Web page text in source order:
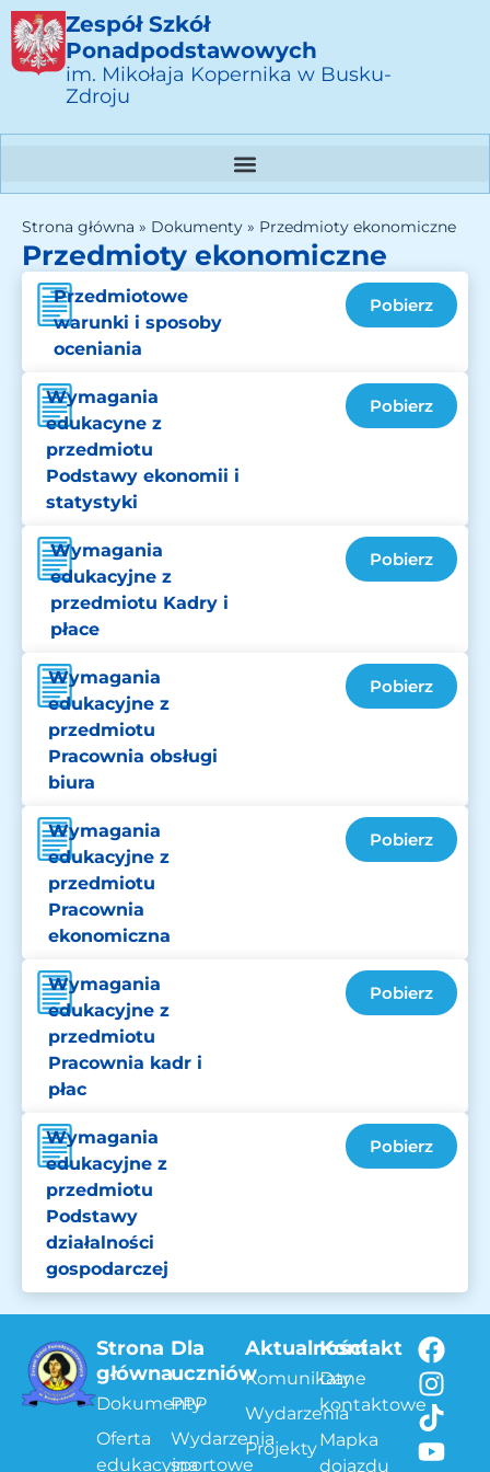
Zespół Szkół
Ponadpodstawowych
im. Mikołaja Kopernika w Busku-
Zdroju
Strona główna » Dokumenty » Przedmioty ekonomiczne
Przedmioty ekonomiczne
Przedmiotowe
warunki i sposoby
oceniania
Pobierz
Wymagania
edukacyne z
przedmiotu
Podstawy ekonomii i
statystyki
Pobierz
Wymagania
edukacyjne z
przedmiotu Kadry i
płace
Pobierz
Wymagania
edukacyjne z
przedmiotu
Pracownia obsługi
biura
Pobierz
Wymagania
edukacyjne z
przedmiotu
Pracownia
ekonomiczna
Pobierz
Wymagania
edukacyjne z
przedmiotu
Pracownia kadr i
płac
Pobierz
Wymagania
edukacyjne z
przedmiotu
Podstawy
działalności
gospodarczej
Pobierz
Strona
główna
Dokumenty
Oferta
edukacyjna
Dla
uczniów
PPP
Wydarzenia
sportowe
Aktualności
Komunikaty
Wydarzenia
Projekty
Kontakt
Dane
kontaktowe
Mapka
dojazdu